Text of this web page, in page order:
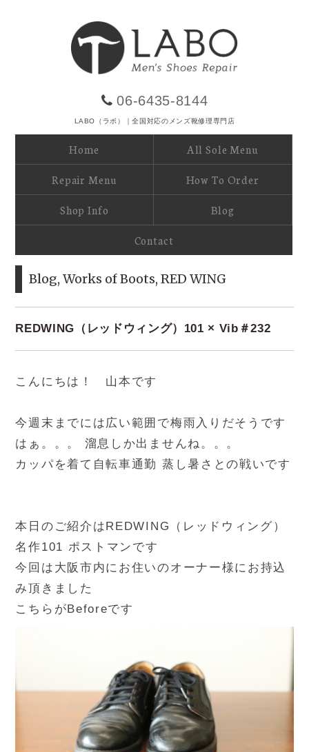
06-6435-8144
LABO（ラボ）｜全国対応のメンズ靴修理専門店
Home All Sole Menu
Repair Menu How To Order
Shop Info Blog
Contact
Blog,Works of Boots,RED WING
REDWING（レッドウィング）101 × Vib＃232
こんにちは！ 山本です
今週末までには広い範囲で梅雨入りだそうです
はぁ。。。 溜息しか出ませんね。。。
カッパを着て自転車通勤 蒸し暑さとの戦いです
本日のご紹介はREDWING（レッドウィング）
名作101 ポストマンです
今回は大阪市内にお住いのオーナー様にお持込
み頂きました
こちらがBeforeです